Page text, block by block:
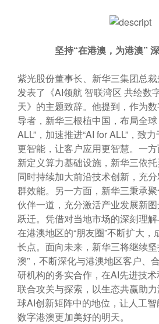
坚持“在港澳，为港澳”
紫光股份董事长、新华三集团总
发表了《AI领航 智联湾区 共绘数
天》的主题致辞。他提到，作为
导者，新华三根植中国，布局全
ALL”，加速推进“AI for ALL”，致
更智能，让客户应用更智慧。一
新定义算力基础设施，新华三依
同时持续加大前沿技术创新，充
群效能。另一方面，新华三秉承
伙伴一道，充分激活产业发展新
跃迁。凭借对当地市场的深刻理
在港澳地区的“朋友圈”不断扩大
长点。面向未来，新华三将继续
澳”，不断深化与港澳地区客户、
研机构的务实合作，在AI先进技
联合攻关与探索，以生态共赢助
球AI创新矩阵中的地位，让人工
数字港澳更加美好的明天。